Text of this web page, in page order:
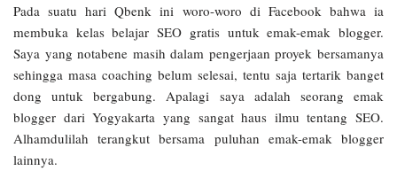
Pada suatu hari Qbenk ini woro-woro di Facebook bahwa ia
membuka kelas belajar SEO gratis untuk emak-emak blogger.
Saya yang notabene masih dalam pengerjaan proyek bersamanya
sehingga masa coaching belum selesai, tentu saja tertarik banget
dong untuk bergabung. Apalagi saya adalah seorang emak
blogger dari Yogyakarta yang sangat haus ilmu tentang SEO.
Alhamdulilah terangkut bersama puluhan emak-emak blogger
lainnya.